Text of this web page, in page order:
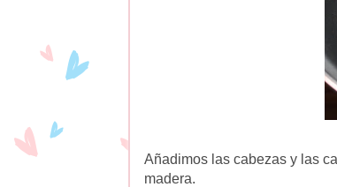
Añadimos las cabezas y las
madera.